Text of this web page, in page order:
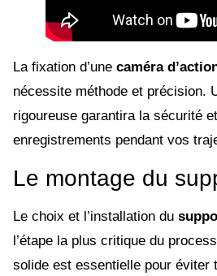
La fixation d’une caméra
nécessite méthode et précision.
rigoureuse garantira la sécurité
enregistrements pendant vos
Le montage du
Le choix et l’installation du
l’étape la plus critique du
solide est essentielle pour éviter